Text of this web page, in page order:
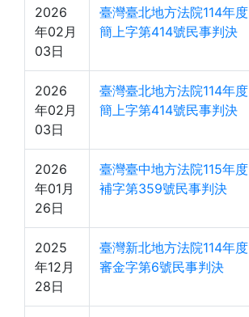
2026
年02月
03日
臺灣臺北地方法院114年度
簡上字第414號民事判決
2026
年02月
03日
臺灣臺北地方法院114年度
簡上字第414號民事判決
2026
年01月
26日
臺灣臺中地方法院115年度
補字第359號民事判決
2025
年12月
28日
臺灣新北地方法院114年度
審金字第6號民事判決